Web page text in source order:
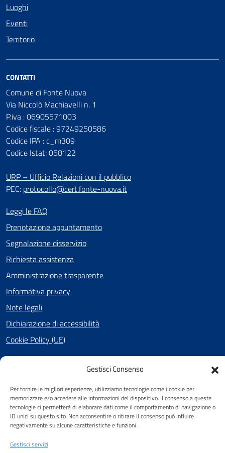
Gestisci Consenso
Per fornire le migliori esperienze, utilizziamo tecnologie come i cookie per
memorizzare e/o accedere alle informazioni del dispositivo. Il consenso a queste
tecnologie ci permetterà di elaborare dati come il comportamento di navigazione o
ID unici su questo sito. Non acconsentire o ritirare il consenso può influire
negativamente su alcune caratteristiche e funzioni.
Gestisci servizi
Luoghi
Eventi
Territorio
CONTATTI
Comune di Fonte Nuova
Via Niccolò Machiavelli n. 1
P.iva : 06905571003
Codice fiscale : 97249250586
Codice IPA : c_m309
Codice Istat: 058122
URP – Ufficio Relazioni con il pubblico
PEC: protocollo@cert.fonte-nuova.it
Leggi le FAQ
Prenotazione appuntamento
Segnalazione disservizio
Richiesta assistenza
Amministrazione trasparente
Informativa privacy
Note legali
Dichiarazione di accessibilità
Cookie Policy (UE)
Facebook
Piano di miglioramento del sito